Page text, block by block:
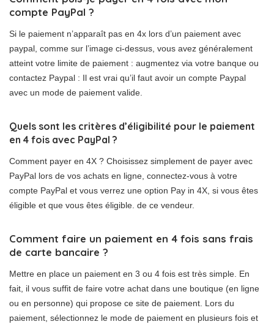
compte PayPal ?
Si le paiement n’apparaît pas en 4x lors d’un paiement avec
paypal, comme sur l’image ci-dessus, vous avez généralement
atteint votre limite de paiement : augmentez via votre banque ou
contactez Paypal : Il est vrai qu’il faut avoir un compte Paypal
avec un mode de paiement valide.
Quels sont les critères d’éligibilité pour le paiement
en 4 fois avec PayPal ?
Comment payer en 4X ? Choisissez simplement de payer avec
PayPal lors de vos achats en ligne, connectez-vous à votre
compte PayPal et vous verrez une option Pay in 4X, si vous êtes
éligible et que vous êtes éligible. de ce vendeur.
Comment faire un paiement en 4 fois sans frais
de carte bancaire ?
Mettre en place un paiement en 3 ou 4 fois est très simple. En
fait, il vous suffit de faire votre achat dans une boutique (en ligne
ou en personne) qui propose ce site de paiement. Lors du
paiement, sélectionnez le mode de paiement en plusieurs fois et